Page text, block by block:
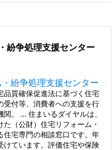
紛争処理支援センター
紛争処理支援センター
品質確保促進法に基づく住宅
受付等、消費者への支援を行
。 ... 住まいるダイヤルは、
（公財）住宅リフォーム・
住宅専門の相談窓口です。年
けています。評価住宅や保険